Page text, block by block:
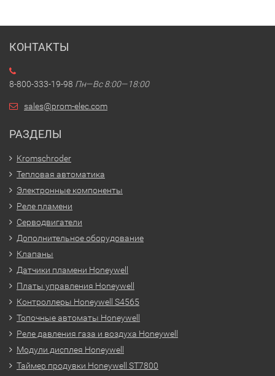
КОНТАКТЫ
8-800-333-19-98 Пн—Вс 8:00—18:00
sales@prom-elec.com
РАЗДЕЛЫ
Kromschroder
Тепловая автоматика
Электронные компоненты
Реле пламени
Серводвигатели
Дополнительное оборудование
Клапаны
Датчики пламени Honeywell
Платы управления Honeywell
Контроллеры Honeywell S4565
Топочные автоматы Honeywell
Реле давления газа и воздуха Honeywell
Модули дисплея Honeywell
Таймер продувки Honeywell ST7800